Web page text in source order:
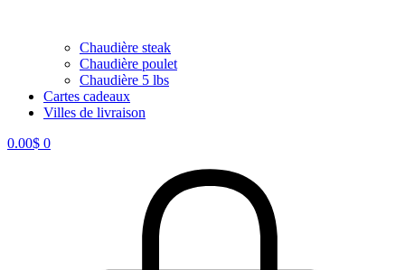
Chaudière steak
Chaudière poulet
Chaudière 5 lbs
Cartes cadeaux
Villes de livraison
0.00$ 0